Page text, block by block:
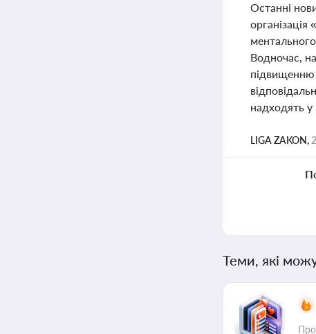
Останні
Водночас,
підвищенню
надходять у
LIGA ZAKON,
Теми, які